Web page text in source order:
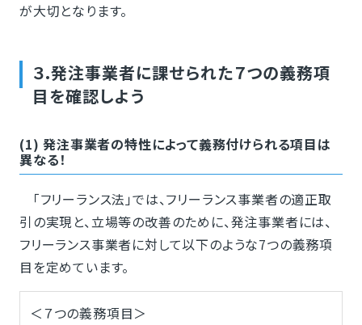
が大切となります。
３.発注事業者に課せられた７つの義務項
目を確認しよう
(1) 発注事業者の特性によって義務付けられる項目は
異なる！
「フリーランス法」では、フリーランス事業者の適正取
引の実現と、立場等の改善のために、発注事業者には、
フリーランス事業者に対して以下のような7つの義務項
目を定めています。
＜７つの義務項目＞